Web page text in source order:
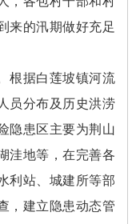
来的汛期做好充足
根据白莲坡镇河流
员分布及历史洪涝
隐患区主要为荆山
洼地等，在完善各
利站、城建所等部
，建立隐患动态管